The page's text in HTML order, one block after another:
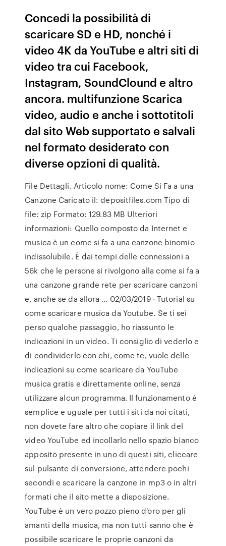
Concedi la possibilità di
scaricare SD e HD, nonché i
video 4K da YouTube e altri siti di
video tra cui Facebook,
Instagram, SoundClound e altro
ancora. multifunzione Scarica
video, audio e anche i sottotitoli
dal sito Web supportato e salvali
nel formato desiderato con
diverse opzioni di qualità.
File Dettagli. Articolo nome: Come Si Fa a una
Canzone Caricato il: depositfiles.com Tipo di
file: zip Formato: 129.83 MB Ulteriori
informazioni: Quello composto da Internet e
musica è un come si fa a una canzone binomio
indissolubile. È dai tempi delle connessioni a
56k che le persone si rivolgono alla come si fa a
una canzone grande rete per scaricare canzoni
e, anche se da allora … 02/03/2019 · Tutorial su
come scaricare musica da Youtube. Se ti sei
perso qualche passaggio, ho riassunto le
indicazioni in un video. Ti consiglio di vederlo e
di condividerlo con chi, come te, vuole delle
indicazioni su come scaricare da YouTube
musica gratis e direttamente online, senza
utilizzare alcun programma. Il funzionamento è
semplice e uguale per tutti i siti da noi citati,
non dovete fare altro che copiare il link del
video YouTube ed incollarlo nello spazio bianco
apposito presente in uno di questi siti, cliccare
sul pulsante di conversione, attendere pochi
secondi e scaricare la canzone in mp3 o in altri
formati che il sito mette a disposizione.
YouTube è un vero pozzo pieno d'oro per gli
amanti della musica, ma non tutti sanno che è
possibile scaricare le proprie canzoni da